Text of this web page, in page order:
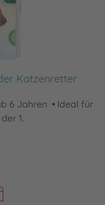
Katzenretter
6 Jahren • Ideal für
1.